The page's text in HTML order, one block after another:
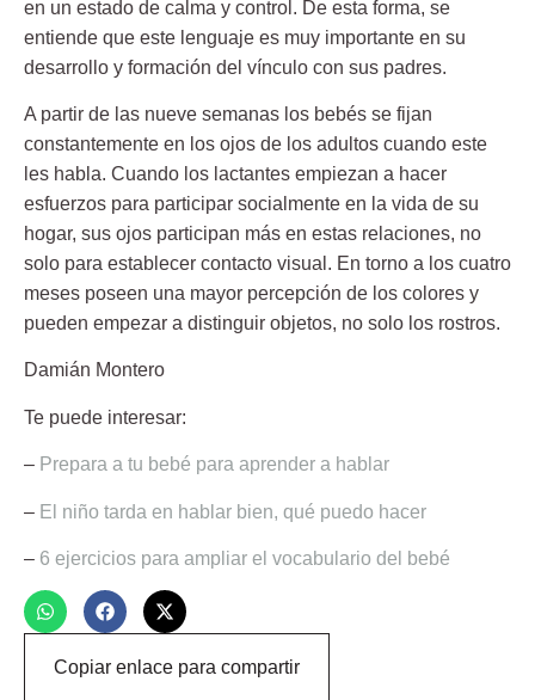
en un estado de calma y control. De esta forma, se
entiende que este lenguaje es muy importante en su
desarrollo y formación del vínculo con sus padres.
A partir de las nueve semanas los bebés se fijan
constantemente en los ojos de los adultos cuando este
les habla. Cuando los lactantes empiezan a hacer
esfuerzos para participar socialmente en la vida de su
hogar, sus ojos participan más en estas relaciones, no
solo para establecer contacto visual. En torno a los cuatro
meses poseen una mayor percepción de los colores y
pueden empezar a distinguir objetos, no solo los rostros.
Damián Montero
Te puede interesar:
– Prepara a tu bebé para aprender a hablar
– El niño tarda en hablar bien, qué puedo hacer
– 6 ejercicios para ampliar el vocabulario del bebé
Copiar enlace para compartir